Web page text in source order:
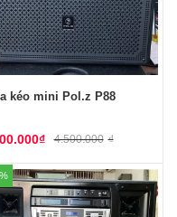
kéo mini Pol.z P88
4.500.000 ₫
₫